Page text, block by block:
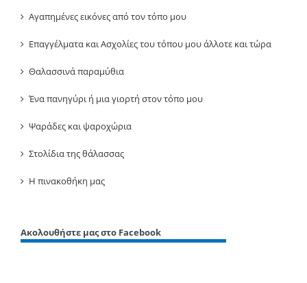
Αγαπημένες εικόνες από τον τόπο μου
Επαγγέλματα και Ασχολίες του τόπου μου άλλοτε και τώρα
Θαλασσινά παραμύθια
Ένα πανηγύρι ή μια γιορτή στον τόπο μου
Ψαράδες και ψαροχώρια
Στολίδια της θάλασσας
Η πινακοθήκη μας
Ακολουθήστε μας στο Facebook